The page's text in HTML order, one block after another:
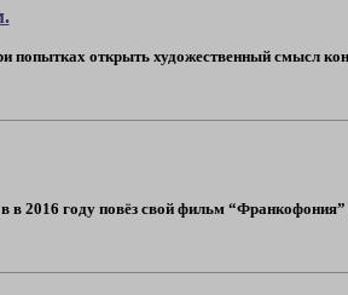
попытках открыть художественный смысл
в 2016 году повёз свой фильм